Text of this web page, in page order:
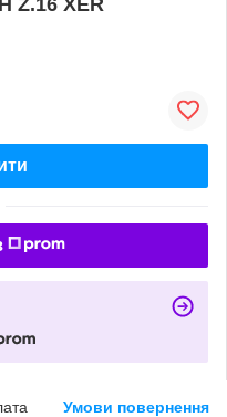
Умови повернення